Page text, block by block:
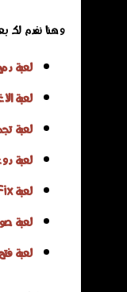
وهنا نفدم لك
لعبة
لعبة
لعبة
لعبة
لعبة Snap Fix
لعبة
لعبة